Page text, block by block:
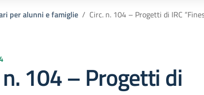
per alunni e famiglie Circ. n. 104 – Progetti di IRC
n. 104 – Progetti di